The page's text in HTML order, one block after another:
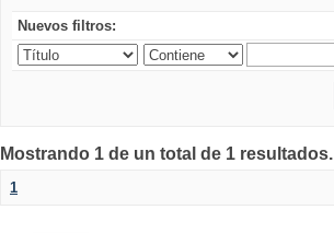
Nuevos filtros:
Mostrando 1 de un total de 1 resultados.
1